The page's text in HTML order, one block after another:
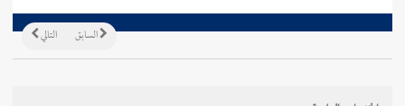
التالي السابق